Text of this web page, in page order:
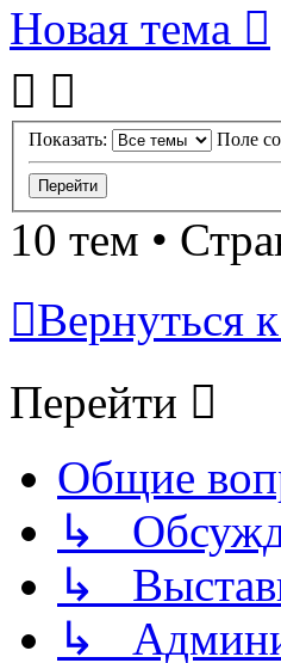
Новая тема
Показать: Поле
10 тем •
Вернуться
Перейти
Общие
↳
↳
↳